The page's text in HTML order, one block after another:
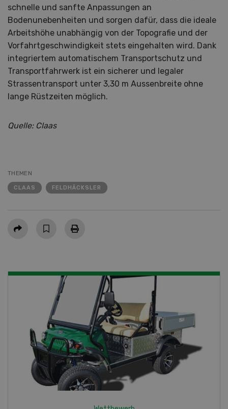
schnelle und sanfte Anpassungen an
Bodenunebenheiten und sorgen dafür, dass die ideale
Arbeitshöhe unabhängig von der Topografie und der
Vorfahrtgeschwindigkeit stets eingehalten wird. Dank
integriertem automatischem Transportschutz und
Transportfahrwerk ist ein sicherer und legaler
Strassentransport unter 3,30 m Aussenbreite ohne
lange Rüstzeiten möglich.
Quelle: Claas
THEMEN
CLAAS FELDHÄCKSLER
Teilen